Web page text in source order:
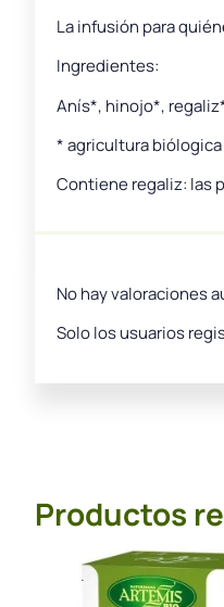
La infusión para
Ingredientes:
Anís*, hinojo*,
* agricultura biólogica
Contiene regaliz: las
No hay valoraciones
Solo los usuarios
Productos